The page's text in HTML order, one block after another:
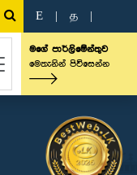
E த
මගේ පාර්ලිමේන්තුව
මෙතැනින් පිවිසෙන්න